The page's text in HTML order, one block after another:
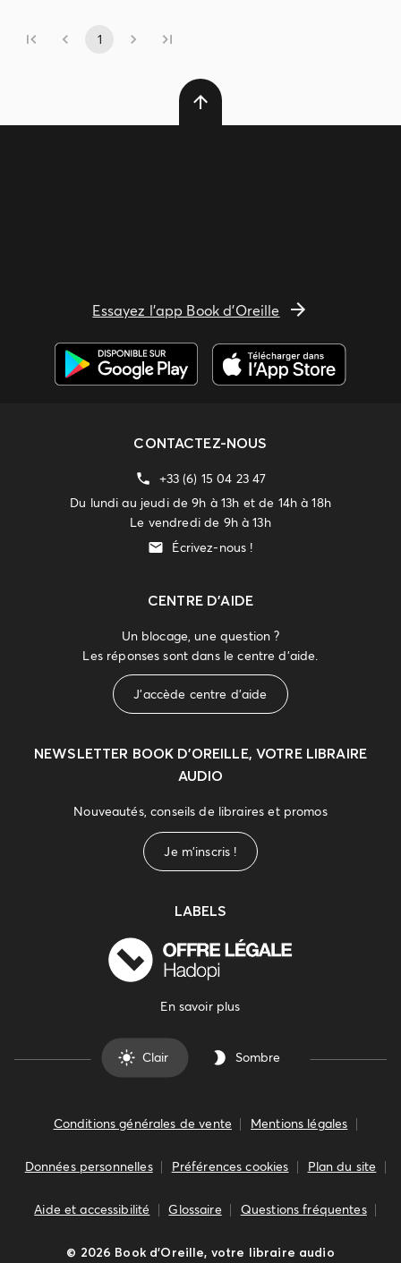
1
Essayez l'app Book d'Oreille
CONTACTEZ-NOUS
+33 (6) 15 04 23 47
Du lundi au jeudi de 9h à 13h et de 14h à 18h
Le vendredi de 9h à 13h
Écrivez-nous !
CENTRE D'AIDE
Un blocage, une question ?
Les réponses sont dans le centre d'aide.
J'accède centre d'aide
NEWSLETTER BOOK D’OREILLE, VOTRE LIBRAIRE
AUDIO
Nouveautés, conseils de libraires et promos
Je m'inscris !
LABELS
En savoir plus
Clair Sombre
Conditions générales de vente Mentions légales
Données personnelles Préférences cookies Plan du site
Aide et accessibilité Glossaire Questions fréquentes
© 2026 Book d’Oreille, votre libraire audio